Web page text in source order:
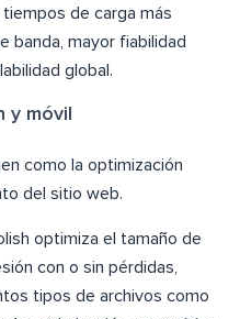
de carga más
banda, mayor fiabilidad
global.
y móvil
como la optimización
del sitio web.
optimiza el tamaño de
con o sin pérdidas,
tipos de archivos como